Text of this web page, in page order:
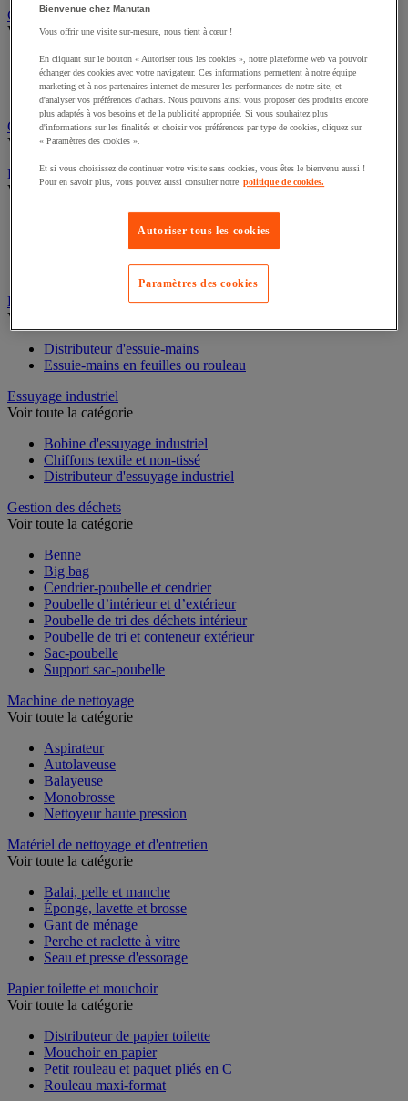
Chariot de nettoyage
Accessoires pour chariot de nettoyage
Chariot de lavage
Chariot de ménage
Cireuse à chaussures
Équipement sanitaires, douche et salle de bain
Cloison et cabine pour sanitaires
Équipement douche
Équipement salle de bain
Équipement sanitaires
Essuie-mains et distributeur d’essuie-mains
Voir toute la catégorie
Distributeur d'essuie-mains
Essuyage industriel
Bobine d'essuyage industriel
Chiffons textile et non-tissé
Gestion des déchets
Benne
Big bag
Cendrier-poubelle et cendrier
Poubelle d’intérieur et d’extérieur
Poubelle de tri des déchets intérieur
Poubelle de tri et conteneur extérieur
Sac-poubelle
Machine de nettoyage
Aspirateur
Autolaveuse
Balayeuse
Monobrosse
Matériel de nettoyage et d'entretien
Balai, pelle et manche
Éponge, lavette et brosse
Gant de ménage
Perche et raclette à vitre
Papier toilette et mouchoir
Distributeur de papier toilette
Mouchoir en papier
Petit rouleau et paquet pliés en C
Bienvenue chez Manutan
Vous offrir une visite sur-mesure, nous tient à cœur !
En cliquant sur le bouton « Autoriser tous les cookies », notre plateforme web va pouvoir
échanger des cookies avec votre navigateur. Ces informations permettent à notre équipe
marketing et à nos partenaires internet de mesurer les performances de notre site, et
d'analyser vos préférences d'achats. Nous pouvons ainsi vous proposer des produits encore
plus adaptés à vos besoins et de la publicité appropriée. Si vous souhaitez plus
d'informations sur les finalités et choisir vos préférences par type de cookies, cliquez sur
« Paramètres des cookies ».
Et si vous choisissez de continuer votre visite sans cookies, vous êtes le bienvenu aussi !
Pour en savoir plus, vous pouvez aussi consulter notre politique de cookies.
Autoriser tous les cookies
Paramètres des cookies